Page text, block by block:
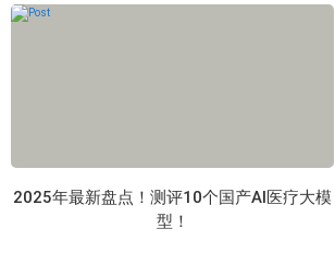
2025年最新盘点！测评10个国产AI医疗大模
型！